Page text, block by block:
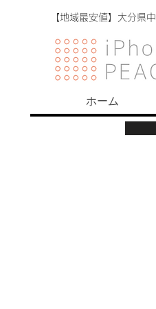
【地域最安値】大分県
ホーム